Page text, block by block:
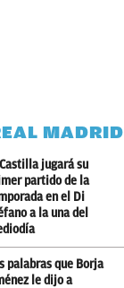
MADRID
Castilla jugará su
partido de la
en el Di
a la una del
palabras que Borja
le dijo a